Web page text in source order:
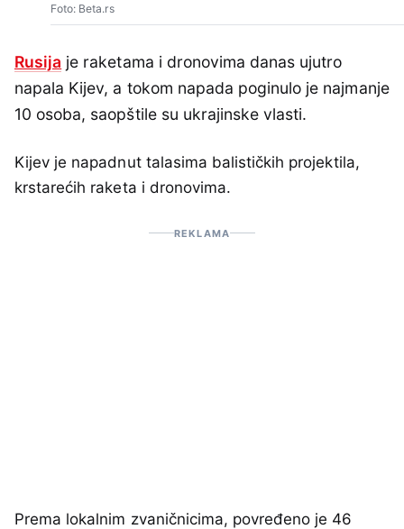
Foto: Beta.rs
Rusija je raketama i dronovima danas ujutro
napala Kijev, a tokom napada poginulo je najmanje
10 osoba, saopštile su ukrajinske vlasti.
Kijev je napadnut talasima balističkih projektila,
krstarećih raketa i dronovima.
REKLAMA
Prema lokalnim zvaničnicima, povređeno je 46